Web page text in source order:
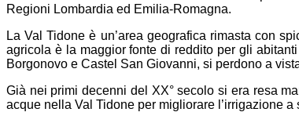
Regioni Lombardia ed Emilia-Romagna.
La Val Tidone è un’area geografica rimasta con
agricola è la maggior fonte di reddito per gli
Borgonovo e Castel San Giovanni, si perdono a
Già nei primi decenni del XX° secolo si era resa
acque nella Val Tidone per migliorare l’irrigazione a